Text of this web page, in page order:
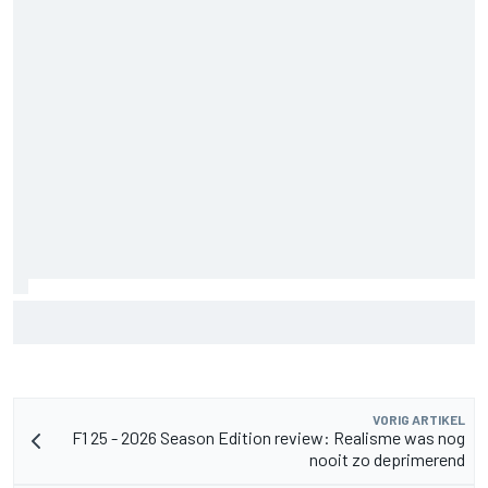
VORIG ARTIKEL
F1 25 - 2026 Season Edition review: Realisme was nog
nooit zo deprimerend